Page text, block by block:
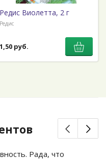
Редис Виолетта, 2 г
Редис
1,50 руб.
Рада, что